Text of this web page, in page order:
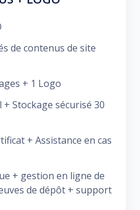
de contenus de site
+ 1 Logo
Stockage sécurisé 30
+ Assistance en cas
+ gestion en ligne de
de dépôt + support